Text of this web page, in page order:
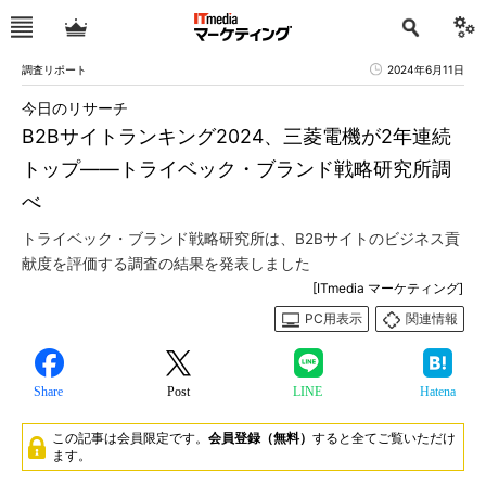
調査リポート 2024年6月11日
B2Bサイトランキング2024、三菱電機が2年連続
トップ――トライベック・ブランド戦略研究所調
べ
今日のリサーチ
トライベック・ブランド戦略研究所は、B2Bサイトのビジネス貢
献度を評価する調査の結果を発表しました
[ITmedia マーケティング]
PC用表示
関連情報
Share Post LINE Hatena
この記事は会員限定です。 会員登録（無料） すると全てご覧いただけ
ます。